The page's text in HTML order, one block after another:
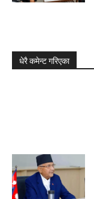
धेरै कमेन्ट गरिएका